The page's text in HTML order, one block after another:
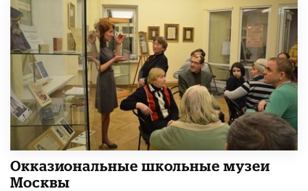
​Окказиональные школьные музеи
Москвы